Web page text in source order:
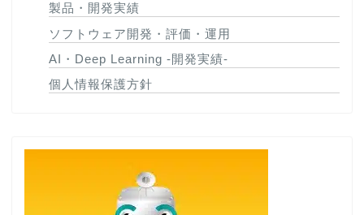
製品・開発実績
ソフトウェア開発・評価・運用
AI・Deep Learning -開発実績-
個人情報保護方針